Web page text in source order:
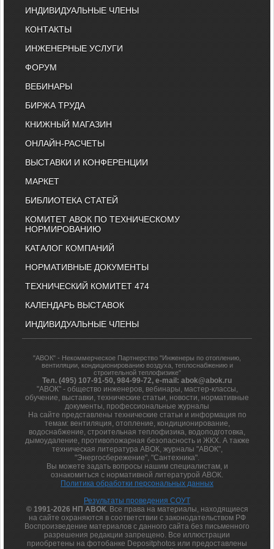
ИНДИВИДУАЛЬНЫЕ ЧЛЕНЫ
КОНТАКТЫ
ИНЖЕНЕРНЫЕ УСЛУГИ
ФОРУМ
ВЕБИНАРЫ
БИРЖА ТРУДА
КНИЖНЫЙ МАГАЗИН
ОНЛАЙН-РАСЧЕТЫ
ВЫСТАВКИ И КОНФЕРЕНЦИИ
МАРКЕТ
БИБЛИОТЕКА СТАТЕЙ
КОМИТЕТ АВОК ПО ТЕХНИЧЕСКОМУ
НОРМИРОВАНИЮ
КАТАЛОГ КОМПАНИЙ
НОРМАТИВНЫЕ ДОКУМЕНТЫ
ТЕХНИЧЕСКИЙ КОМИТЕТ 474
КАЛЕНДАРЬ ВЫСТАВОК
ИНДИВИДУАЛЬНЫЕ ЧЛЕНЫ
"АВОК" - Некоммерческое Партнерство "Инженеры по отоплению,
вентиляции, кондиционированию воздуха, теплоснабжению и
строительной теплофизике"
Тел. (495) 107-91-50, 984-99-72, e-mail: abok@abok.ru
"АВОК" - общество инженеров, вебинары, мастер-классы,
обучение, выставки, технические статьи, новости, нормативные
документы, профессиональные журналы
На сайте представлены технические статьи и информация по
темам: вентиляция, отопление, кондиционирование,
водоснабжение, строительная теплофизика, водоподготовка,
дымоудаление, противопожарная безопасность и ЖКХ. А также
техническая литература АВОК, журналы "АВОК",
"Энергосбережение", "Сантехника".
Вы можете задать вопросы нашим специалистам, и
ознакомиться с нормативной литературой АВОК.
Политика обработки персональных данных
Результаты проведения СОУТ
© 1991-2026 НП АВОК. Все права на материалы, находящиеся
на сайте охраняются в соответствии с законодательством РФ
Воспроизведение материалов с данного сайта без письменного
разрешения редакции запрещено. Все иллюстрации
приобретены на фотобанке Depositphotos или предоставлены